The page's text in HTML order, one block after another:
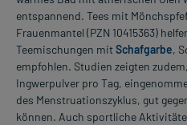
entspannend. Tees mit
Frauenmantel (PZN 10415363)
Teemischungen mitSchafgarbe,
empfohlen. Studien zeigten
Ingwerpulver pro Tag,
des Menstruationszyklus, gut
können. Auch sportliche